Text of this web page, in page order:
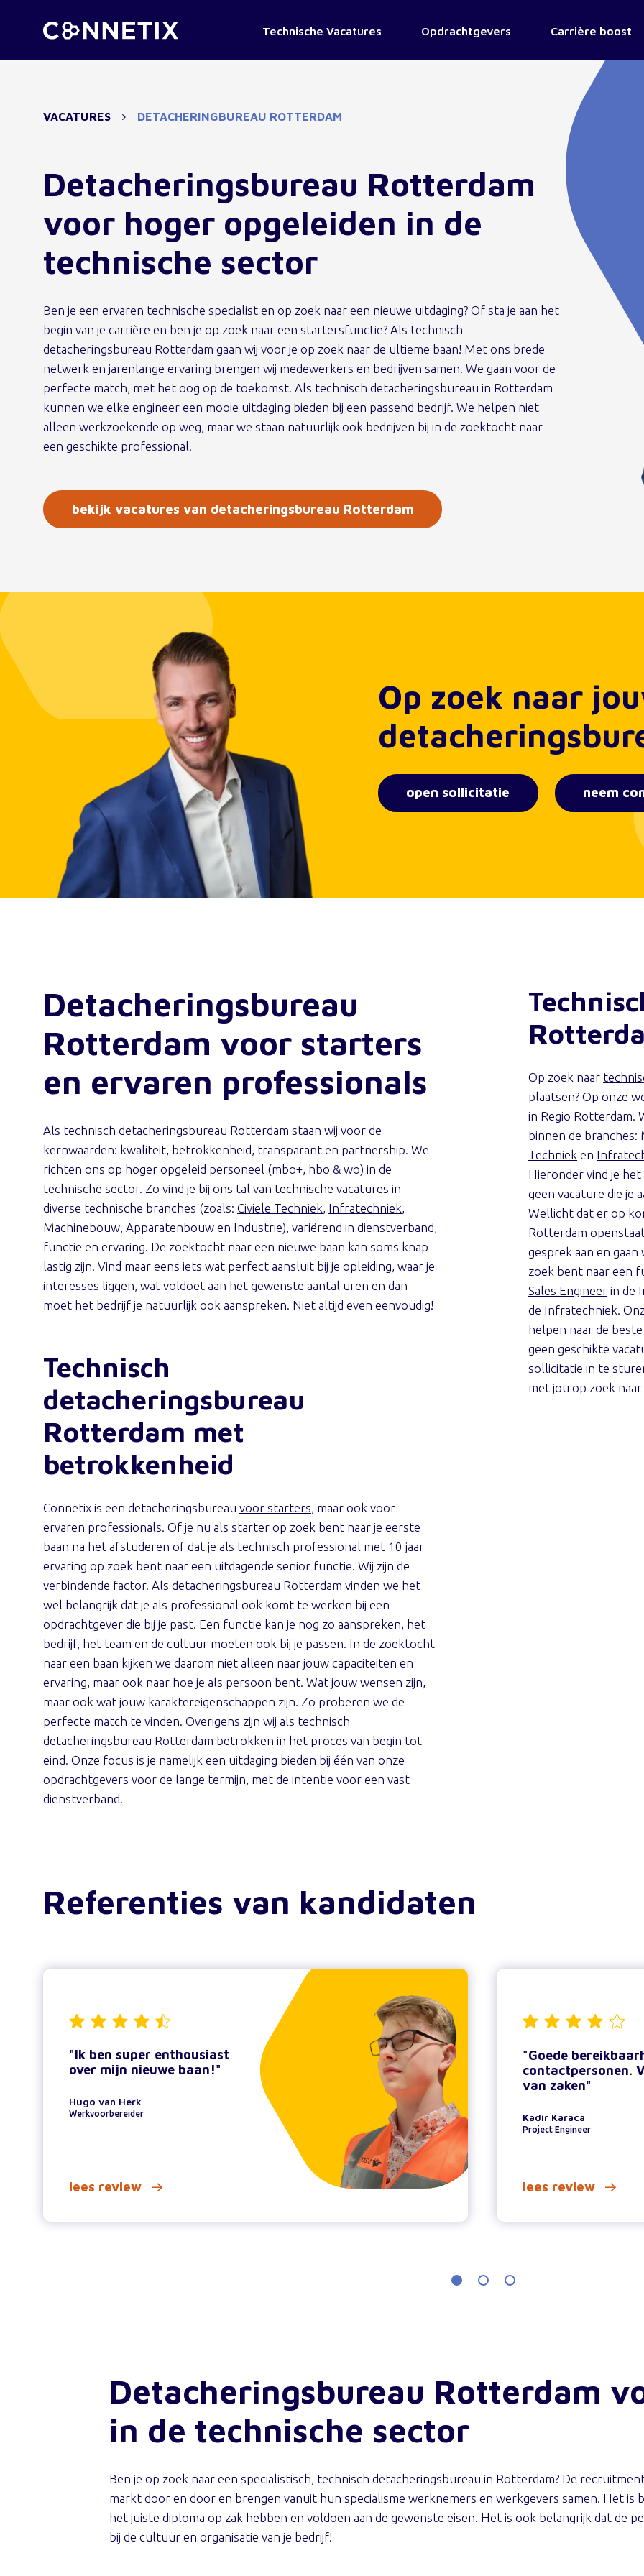
Technische Vacatures Opdrachtgevers Carrière boost
VACATURES DETACHERINGBUREAU ROTTERDAM
Detacheringsbureau Rotterdam
voor hoger opgeleiden in de
technische sector
Ben je een ervaren technische specialist en op zoek naar een nieuwe uitdaging? Of sta je aan het
begin van je carrière en ben je op zoek naar een startersfunctie? Als technisch
detacheringsbureau Rotterdam gaan wij voor je op zoek naar de ultieme baan! Met ons brede
netwerk en jarenlange ervaring brengen wij medewerkers en bedrijven samen. We gaan voor de
perfecte match, met het oog op de toekomst. Als technisch detacheringsbureau in Rotterdam
kunnen we elke engineer een mooie uitdaging bieden bij een passend bedrijf. We helpen niet
alleen werkzoekende op weg, maar we staan natuurlijk ook bedrijven bij in de zoektocht naar
een geschikte professional.
bekijk vacatures van detacheringsbureau Rotterdam
Op zoek naar
open sollicitatie neem
Detacheringsbureau
Rotterdam voor starters
en ervaren professionals
Als technisch detacheringsbureau Rotterdam staan wij voor de
kernwaarden: kwaliteit, betrokkenheid, transparant en partnership. We
richten ons op hoger opgeleid personeel (mbo+, hbo & wo) in de
technische sector. Zo vind je bij ons tal van technische vacatures in
diverse technische branches (zoals: Civiele Techniek, Infratechniek,
Machinebouw, Apparatenbouw en Industrie), variërend in dienstverband,
functie en ervaring. De zoektocht naar een nieuwe baan kan soms knap
lastig zijn. Vind maar eens iets wat perfect aansluit bij je opleiding, waar je
interesses liggen, wat voldoet aan het gewenste aantal uren en dan
moet het bedrijf je natuurlijk ook aanspreken. Niet altijd even eenvoudig!
Technisch
detacheringsbureau
Rotterdam met
betrokkenheid
Connetix is een detacheringsbureau voor starters, maar ook voor
ervaren professionals. Of je nu als starter op zoek bent naar je eerste
baan na het afstuderen of dat je als technisch professional met 10 jaar
ervaring op zoek bent naar een uitdagende senior functie. Wij zijn de
verbindende factor. Als detacheringsbureau Rotterdam vinden we het
wel belangrijk dat je als professional ook komt te werken bij een
opdrachtgever die bij je past. Een functie kan je nog zo aanspreken, het
bedrijf, het team en de cultuur moeten ook bij je passen. In de zoektocht
naar een baan kijken we daarom niet alleen naar jouw capaciteiten en
ervaring, maar ook naar hoe je als persoon bent. Wat jouw wensen zijn,
maar ook wat jouw karaktereigenschappen zijn. Zo proberen we de
perfecte match te vinden. Overigens zijn wij als technisch
detacheringsbureau Rotterdam betrokken in het proces van begin tot
eind. Onze focus is je namelijk een uitdaging bieden bij één van onze
opdrachtgevers voor de lange termijn, met de intentie voor een vast
dienstverband.
Op zoek naar
plaatsen? Op onze
in Regio Rotterdam.
binnen de branches:
Techniek en
Hieronder vind je
geen vacature die je
Wellicht dat er op
Rotterdam
gesprek aan en
zoek bent naar een
Sales Engineer in de
de Infratechniek.
helpen naar de
geen geschikte
sollicitatie in te
met jou op zoek
Referenties van kandidaten
"Ik ben super enthousiast
over mijn nieuwe baan!"
Hugo van Herk
Werkvoorbereider
lees review
"Goede
contactpersonen.
van zaken"
Kadir Karaca
Project Engineer
lees review
Detacheringsbureau Rotterdam
in de technische sector
Ben je op zoek naar een specialistisch, technisch detacheringsbureau in Rotterdam? De
markt door en door en brengen vanuit hun specialisme werknemers en werkgevers samen. Het is
het juiste diploma op zak hebben en voldoen aan de gewenste eisen. Het is ook belangrijk dat de
bij de cultuur en organisatie van je bedrijf!